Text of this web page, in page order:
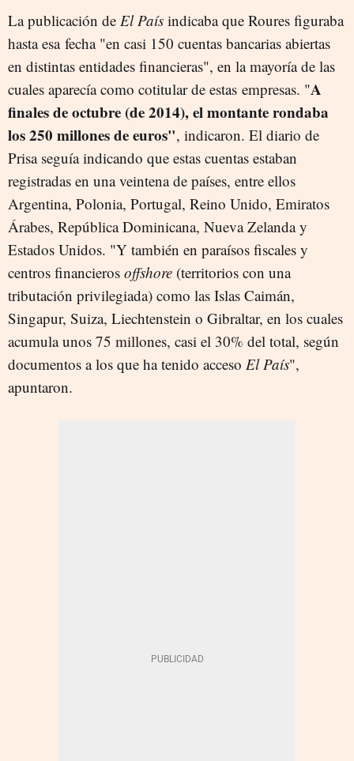
La publicación de El País indicaba que Roures figuraba
hasta esa fecha "en casi 150 cuentas bancarias abiertas
en distintas entidades financieras", en la mayoría de las
cuales aparecía como cotitular de estas empresas. "A
finales de octubre (de 2014), el montante rondaba
los 250 millones de euros", indicaron. El diario de
Prisa seguía indicando que estas cuentas estaban
registradas en una veintena de países, entre ellos
Argentina, Polonia, Portugal, Reino Unido, Emiratos
Árabes, República Dominicana, Nueva Zelanda y
Estados Unidos. "Y también en paraísos fiscales y
centros financieros offshore (territorios con una
tributación privilegiada) como las Islas Caimán,
Singapur, Suiza, Liechtenstein o Gibraltar, en los cuales
acumula unos 75 millones, casi el 30% del total, según
documentos a los que ha tenido acceso El País",
apuntaron.